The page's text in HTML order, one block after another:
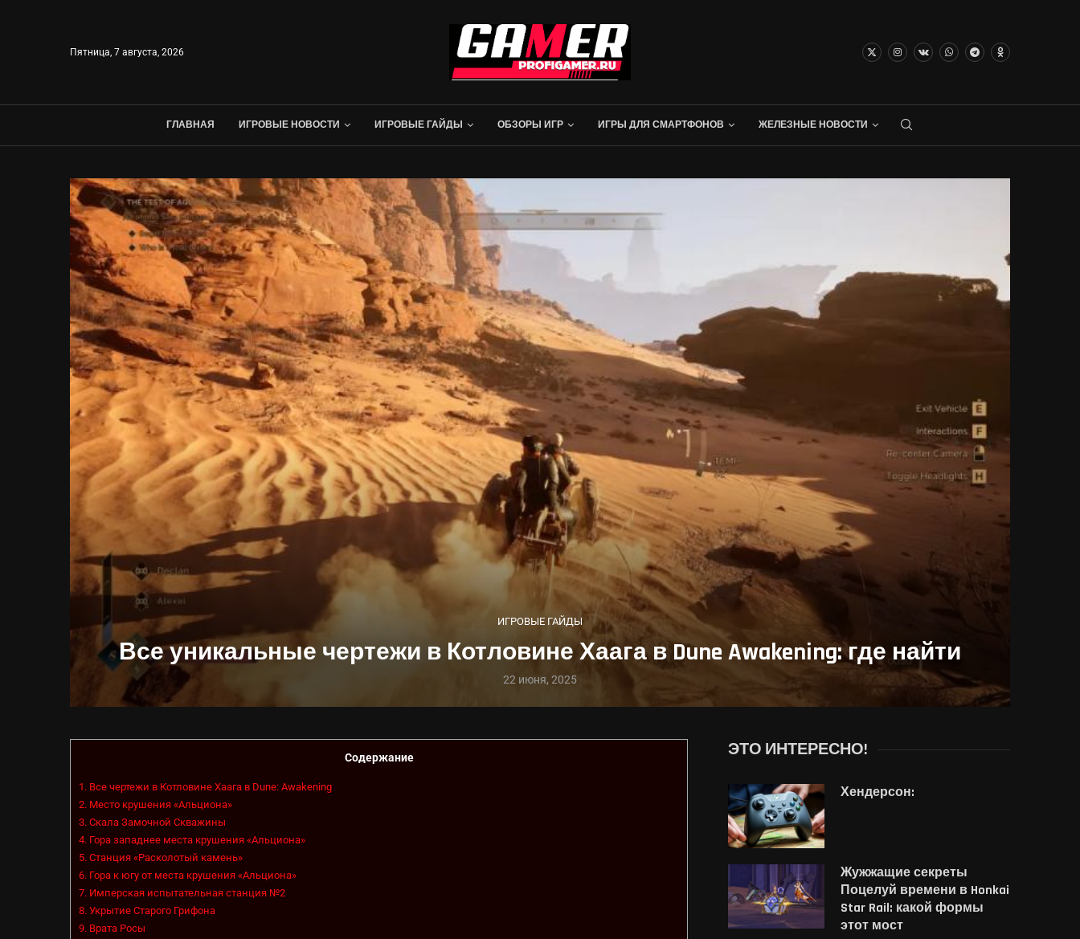
Пятница, 7 августа, 2026
ГЛАВНАЯ ИГРОВЫЕ НОВОСТИ ИГРОВЫЕ ГАЙДЫ ОБЗОРЫ ИГР ИГРЫ ДЛЯ СМАРТФОНОВ ЖЕЛЕЗНЫЕ НОВОСТИ
ИГРОВЫЕ ГАЙДЫ
Все уникальные чертежи в Котловине Хаага в Dune Awakening: где найти
22 июня, 2025
Содержание
1. Все чертежи в Котловине Хаага в Dune: Awakening
2. Место крушения «Альциона»
3. Скала Замочной Скважины
4. Гора западнее места крушения «Альциона»
5. Станция «Расколотый камень»
6. Гора к югу от места крушения «Альциона»
7. Имперская испытательная станция №2
8. Укрытие Старого Грифона
9. Врата Росы
ЭТО ИНТЕРЕСНО!
Хендерсон:
Жужжащие секреты
Поцелуй времени в Honkai
Star Rail: какой формы
этот мост